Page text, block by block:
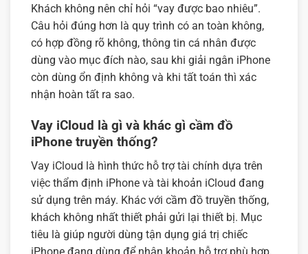
Khách không nên chỉ hỏi “vay được bao nhiêu”.
Câu hỏi đúng hơn là quy trình có an toàn không,
có hợp đồng rõ không, thông tin cá nhân được
dùng vào mục đích nào, sau khi giải ngân iPhone
còn dùng ổn định không và khi tất toán thì xác
nhận hoàn tất ra sao.
Vay iCloud là gì và khác gì cầm đồ
iPhone truyền thống?
Vay iCloud là hình thức hỗ trợ tài chính dựa trên
việc thẩm định iPhone và tài khoản iCloud đang
sử dụng trên máy. Khác với cầm đồ truyền thống,
khách không nhất thiết phải gửi lại thiết bị. Mục
tiêu là giúp người dùng tận dụng giá trị chiếc